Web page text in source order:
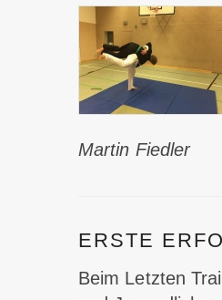
Martin Fiedler
ERSTE
Beim Letzten